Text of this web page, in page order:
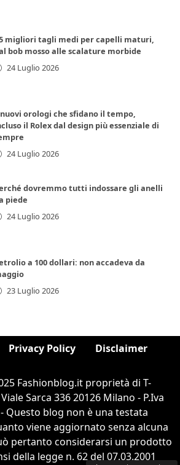
migliori tagli medi per capelli maturi,
bob mosso alle scalature morbide
24 Luglio 2026
orologi che sfidano il tempo,
il Rolex dal design più essenziale di
24 Luglio 2026
dovremmo tutti indossare gli anelli
piede
24 Luglio 2026
a 100 dollari: non accadeva da
23 Luglio 2026
Privacy Policy Disclaimer
Fashionblog.it proprietà di T-
Sarca 336 20126 Milano - P.Iva
Questo blog non è una testata
viene aggiornato senza alcuna
pertanto considerarsi un prodotto
della legge n. 62 del 07.03.2001